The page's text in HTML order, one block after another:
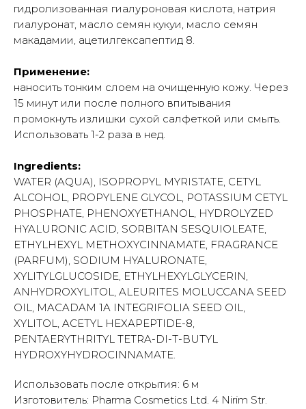
гидролизованная гиалуроновая кислота, натрия
гиалуронат, масло семян кукуи, масло семян
макадамии, ацетилгексапептид 8.
Применение:
наносить тонким слоем на очищенную кожу. Через
15 минут или после полного впитывания
промокнуть излишки сухой салфеткой или смыть.
Использовать 1-2 раза в нед.
Ingredients:
WATER (AQUA), ISOPROPYL MYRISTATE, CETYL
ALCOHOL, PROPYLENE GLYCOL, POTASSIUM CETYL
PHOSPHATE, PHENOXYETHANOL, HYDROLYZED
HYALURONIC ACID, SORBITAN SESQUIOLEATE,
ETHYLHEXYL METHOXYCINNAMATE, FRAGRANCE
(PARFUM), SODIUM HYALURONATE,
XYLITYLGLUCOSIDE, ETHYLHEXYLGLYCERIN,
ANHYDROXYLITOL, ALEURITES MOLUCCANA SEED
OIL, MACADAM 1A INTEGRIFOLIA SEED OIL,
XYLITOL, ACETYL HEXAPEPTIDE-8,
PENTAERYTHRITYL TETRA-DI-T-BUTYL
HYDROXYHYDROCINNAMATE.
Использовать после открытия: 6 м
Изготовитель: Pharma Cosmetics Ltd. 4 Nirim Str.